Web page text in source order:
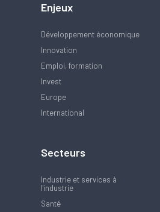
Enjeux
Développement économique
Innovation
Emploi, formation
Invest
Europe
International
Secteurs
Industrie et services à
l'industrie
Santé